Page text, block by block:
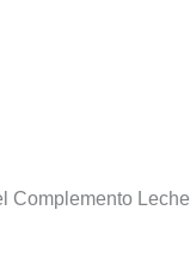
Complemento Leche